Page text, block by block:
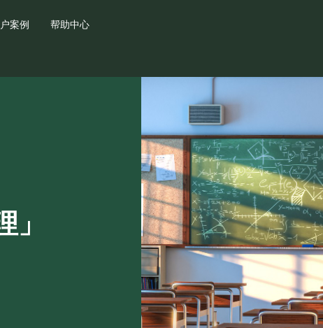
案例 帮助中心